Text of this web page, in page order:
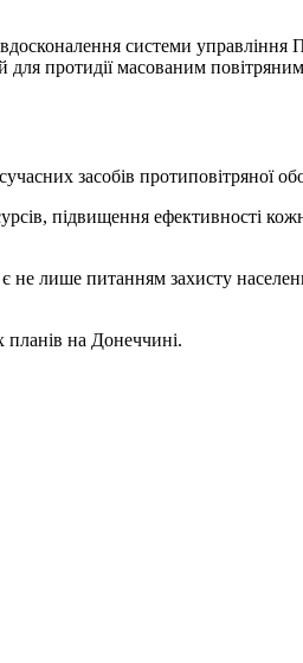
системи
протидії масованим
засобів протиповітряної
підвищення ефективності
лише питанням захисту
на Донеччині.